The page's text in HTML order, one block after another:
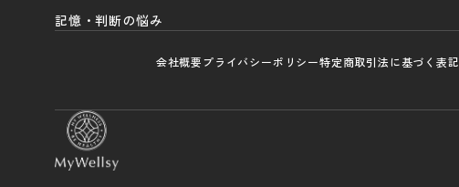
記憶・判断の悩み
会社概要プライバシーポリシー特定商取引法に基づく表記